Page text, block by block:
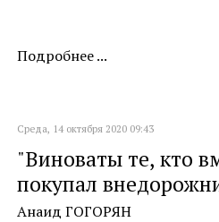
Подробнее ...
Среда, 14 октября 2020 09:43
"Виноваты те, кто
покупал
Анаид ГОГОРЯН